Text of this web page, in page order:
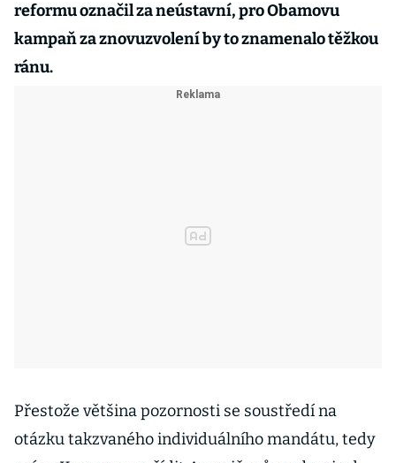
reformu označil za neústavní, pro Obamovu
kampaň za znovuzvolení by to znamenalo těžkou
ránu.
Přestože většina pozornosti se soustředí na
otázku takzvaného individuálního mandátu, tedy